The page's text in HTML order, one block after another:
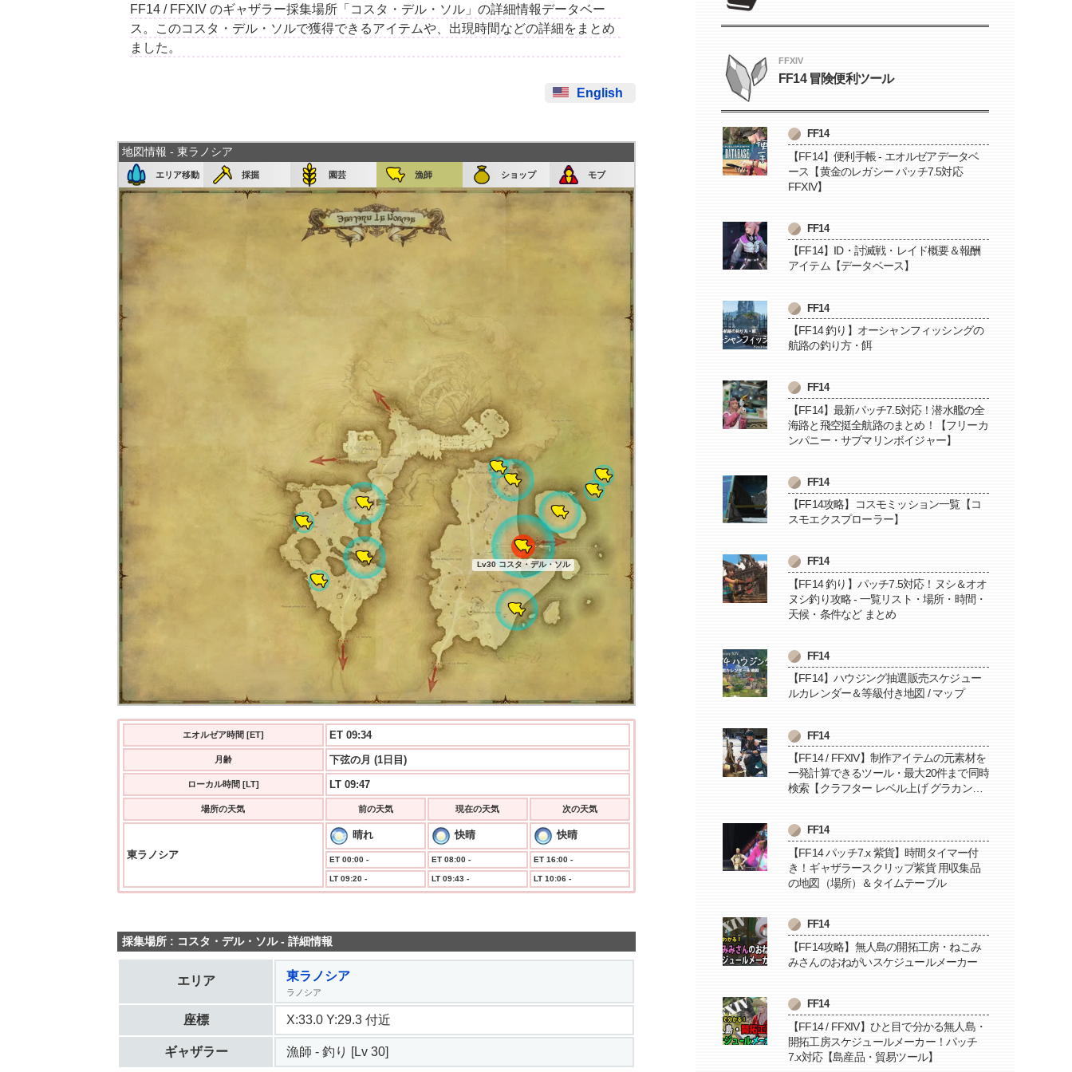
FF14 / FFXIV のギャザラー採集場所「コスタ・デル・ソル」の詳細情報データベー
ス。このコスタ・デル・ソルで獲得できるアイテムや、出現時間などの詳細をまとめ
ました。
English
地図情報 - 東ラノシア
エリア移動 採掘 園芸 漁師 ショップ モブ
Lv30 コスタ・デル・ソル
エオルゼア時間 [ET] ET 09:34
月齢 下弦の月 (1日目)
ローカル時間 [LT] LT 09:47
場所の天気 前の天気 現在の天気 次の天気
東ラノシア
晴れ 快晴 快晴
ET 00:00 - ET 08:00 - ET 16:00 -
LT 09:20 - LT 09:43 - LT 10:06 -
採集場所 : コスタ・デル・ソル - 詳細情報
エリア 東ラノシア
ラノシア
座標 X:33.0 Y:29.3 付近
ギャザラー 漁師 - 釣り [Lv 30]
FFXIV
FF14 冒険便利ツール
FF14
【FF14】便利手帳 - エオルゼアデータベ
ース【黄金のレガシー パッチ7.5対応
FFXIV】
FF14
【FF14】ID・討滅戦・レイド概要＆報酬
アイテム【データベース】
FF14
【FF14 釣り】オーシャンフィッシングの
航路の釣り方・餌
FF14
【FF14】最新パッチ7.5対応！潜水艦の全
海路と飛空挺全航路のまとめ！【フリーカ
ンパニー・サブマリンボイジャー】
FF14
【FF14攻略】コスモミッション一覧【コ
スモエクスプローラー】
FF14
【FF14 釣り】パッチ7.5対応！ヌシ＆オオ
ヌシ釣り攻略 - 一覧リスト・場所・時間・
天候・条件など まとめ
FF14
【FF14】ハウジング抽選販売スケジュー
ルカレンダー＆等級付き地図 / マップ
FF14
【FF14 / FFXIV】制作アイテムの元素材を
一発計算できるツール・最大20件まで同時
検索【クラフター レベル上げ グラカン納
FF14
【FF14 パッチ7.x 紫貨】時間タイマー付
き！ギャザラースクリップ紫貨 用収集品
の地図（場所）＆タイムテーブル
FF14
【FF14攻略】無人島の開拓工房・ねこみ
みさんのおねがいスケジュールメーカー
FF14
【FF14 / FFXIV】ひと目で分かる無人島・
開拓工房スケジュールメーカー！パッチ
7.x対応【島産品・貿易ツール】